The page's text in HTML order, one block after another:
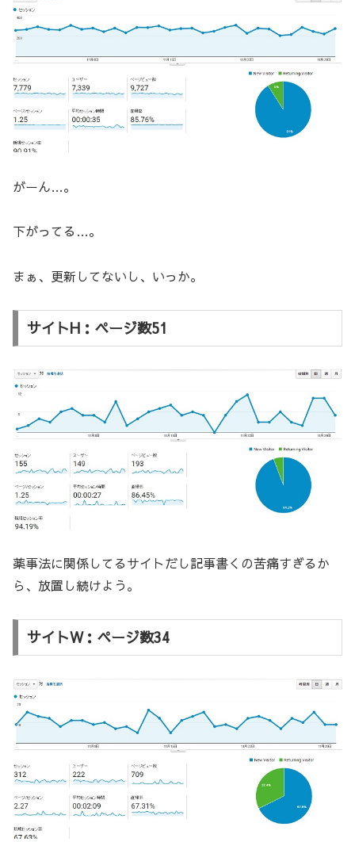
がーん…。
下がってる…。
まぁ、更新してないし、いっか。
サイトH：ページ数51
薬事法に関係してるサイトだし記事書くの苦痛すぎるか
ら、放置し続けよう。
サイトW：ページ数34